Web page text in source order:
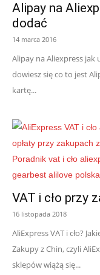
Alipay na
dodać
14 marca 2016
Alipay na Aliexpress
dowiesz się co to jest
kartę...
VAT i cło przy
16 listopada 2018
AliExpress VAT i cło?
Zakupy z Chin, czyli
sklepów wiążą się...